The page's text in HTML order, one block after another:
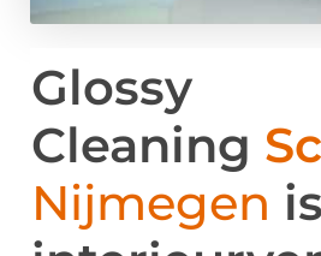
Glossy
Cleaning
Nijmegen